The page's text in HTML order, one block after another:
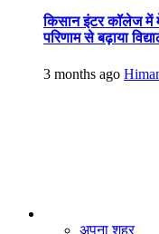
किसान इंटर कॉलेज में
परिणाम से बढ़ाया
3 months ago
अपना शहर